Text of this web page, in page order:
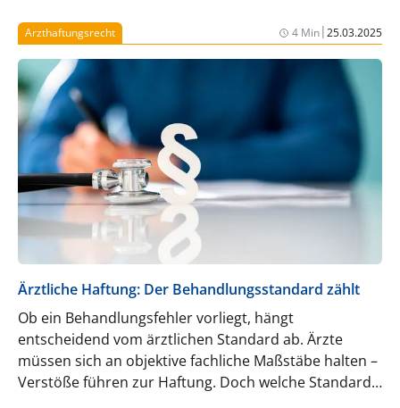
quantifizierbaren Zusatznutzen festgestellt. Mit
COLXI®steht in Deutschland seit März 2026 eine
Sekundärprophylaxe nach einem Myokardinfarkt
zur Verfügung, die erstmals gezielt die
kardiovaskuläre Inflammation adressiert.
Arzthaftungsrecht 4 Min|25.03.2025
Ärztliche Haftung: Der Behandlungsstandard zählt
Ob ein Behandlungsfehler vorliegt, hängt
entscheidend vom ärztlichen Standard ab. Ärzte
müssen sich an objektive fachliche Maßstäbe halten –
Verstöße führen zur Haftung. Doch welche Standards